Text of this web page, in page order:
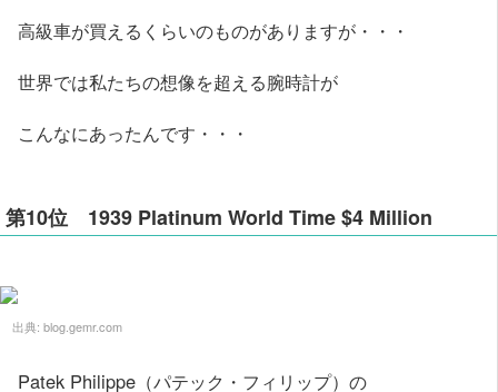
高級車が買えるくらいのものがありますが・・・
世界では私たちの想像を超える腕時計が
こんなにあったんです・・・
第10位 1939 Platinum World Time $4 Million
出典: blog.gemr.com
Patek Philippe（パテック・フィリップ）の